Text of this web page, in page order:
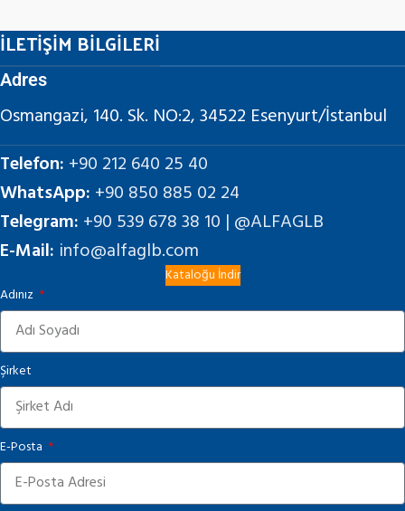
İLETİŞİM BİLGİLERİ
Adres
Osmangazi, 140. Sk. NO:2, 34522 Esenyurt/İstanbul
Telefon: +90 212 640 25 40
WhatsApp: +90 850 885 02 24
Telegram: +90 539 678 38 10 | @ALFAGLB
E-Mail: info@alfaglb.com
Kataloğu İndir
Adınız
Şirket
E-Posta